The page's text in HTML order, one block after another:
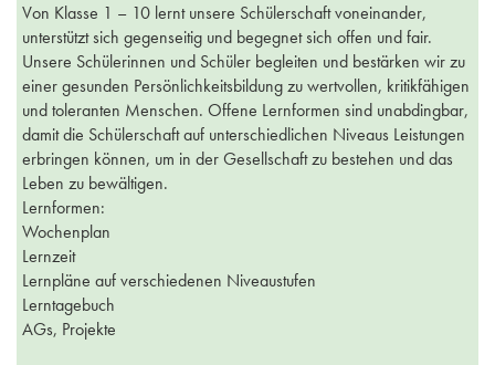
Von Klasse 1 – 10 lernt unsere Schülerschaft voneinander,
unterstützt sich gegenseitig und begegnet sich offen und fair.
Unsere Schülerinnen und Schüler begleiten und bestärken wir zu
einer gesunden Persönlichkeitsbildung zu wertvollen, kritikfähigen
und toleranten Menschen. Offene Lernformen sind unabdingbar,
damit die Schülerschaft auf unterschiedlichen Niveaus Leistungen
erbringen können, um in der Gesellschaft zu bestehen und das
Leben zu bewältigen.
Lernformen:
Wochenplan
Lernzeit
Lernpläne auf verschiedenen Niveaustufen
Lerntagebuch
AGs, Projekte